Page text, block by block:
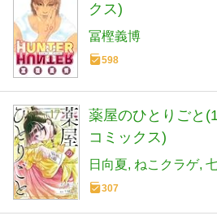
クス)
冨樫義博
598
薬屋のひとりごと
コミックス)
日向夏 ねこクラゲ
307